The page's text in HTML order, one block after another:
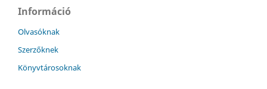
Információ
Olvasóknak
Szerzőknek
Könyvtárosoknak